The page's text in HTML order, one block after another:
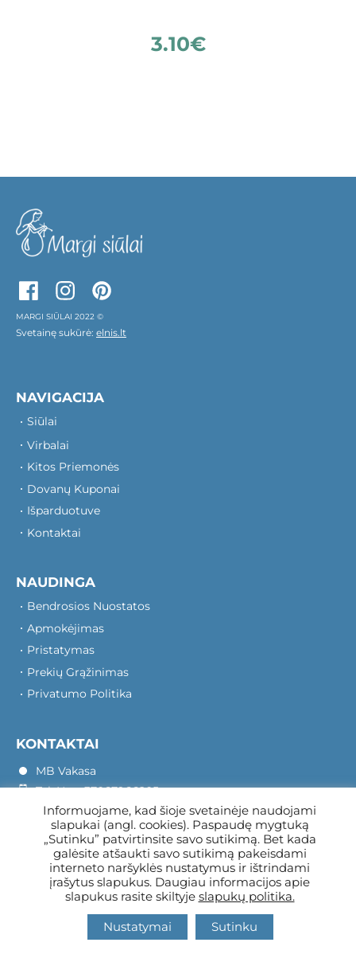
3.10€
MARGI SIŪLAI 2022 ©
Svetainę sukūrė: elnis.lt
NAVIGACIJA
Siūlai
Virbalai
Kitos Priemonės
Dovanų Kuponai
Išparduotuve
Kontaktai
NAUDINGA
Bendrosios Nuostatos
Apmokėjimas
Pristatymas
Prekių Grąžinimas
Privatumo Politika
KONTAKTAI
MB Vakasa
Tel. Nr.: +37067966205
Rotušės A. 16, Kretinga 97140
Informuojame, kad šioje svetainėje naudojami
slapukai (angl. cookies). Paspaudę mygtuką
„Sutinku” patvirtinsite savo sutikimą. Bet kada
galėsite atšaukti savo sutikimą pakeisdami
interneto naršyklės nustatymus ir ištrindami
įrašytus slapukus. Daugiau informacijos apie
slapukus rasite skiltyje slapukų politika.
Sutinku
Nustatymai